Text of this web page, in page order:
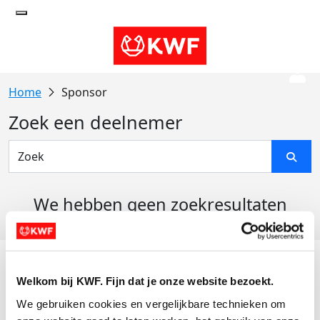
Welkom bij KWF. Fijn dat je onze website bezoekt.
We gebruiken cookies en vergelijkbare technieken om
Sponsor
Zoek een deelnemer
We hebben geen zoekresultaten
Actiematerialen
Evenementen